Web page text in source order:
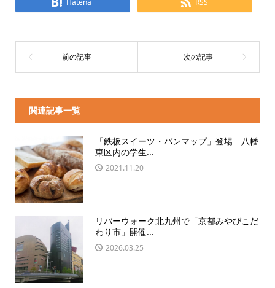
Hatena RSS
関連記事一覧
「鉄板スイーツ・パンマップ」登場 八幡
東区内の学生...
2021.11.20
リバーウォーク北九州で「京都みやびこだ
わり市」開催...
2026.03.25